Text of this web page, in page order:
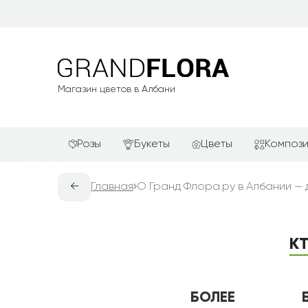
Магазин цветов в Албани
Розы Букеты Цветы
Цветы в
← Главная О Гранд Флора.ру в Албании —
БОЛЕЕ